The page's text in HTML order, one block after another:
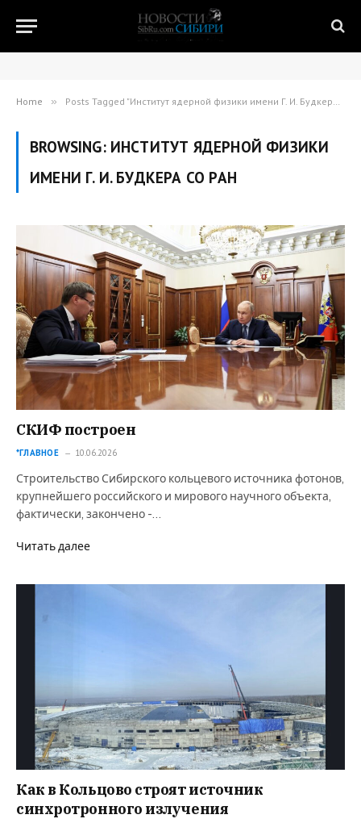
Home » Posts Tagged "Институт ядерной физики имени Г. И. Будкера СО РАН"
BROWSING: ИНСТИТУТ ЯДЕРНОЙ ФИЗИКИ
ИМЕНИ Г. И. БУДКЕРА СО РАН
СКИФ построен
*ГЛАВНОЕ 10.06.2026
Строительство Сибирского кольцевого источника фотонов,
крупнейшего российского и мирового научного объекта,
фактически, закончено -…
Читать далее
Как в Кольцово строят источник
синхротронного излучения